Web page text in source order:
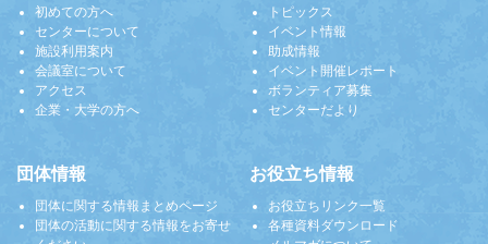
初めての方へ
センターについて
施設利用案内
会議室について
アクセス
企業・大学の方へ
トピックス
イベント情報
助成情報
イベント開催レポート
ボランティア募集
センターだより
団体情報
団体に関する情報まとめページ
団体の活動に関する情報をお寄せ
お役立ち情報
お役立ちリンク一覧
各種資料ダウンロード